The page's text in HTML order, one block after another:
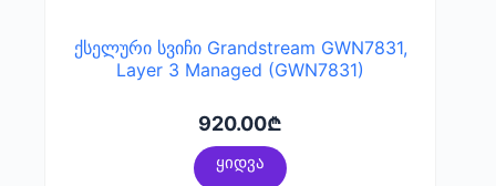
ქსელური სვიჩი Grandstream GWN7831,
Layer 3 Managed (GWN7831)
920.00₾
ყიდვა